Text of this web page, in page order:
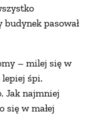
budynek pasował
– milej się w
śpi.
Jak najmniej
się w małej